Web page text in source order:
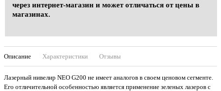
через интернет-магазин и может отличаться от цены в
магазинах.
Описание Характеристики Отзывы
Лазерный нивелир NEO G200 не имеет аналогов в своем ценовом сегменте.
Его отличительной особенностью является применение зеленых лазеров с